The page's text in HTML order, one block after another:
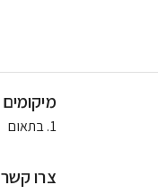
מיקומים
1
.בתאום
צרו קשר